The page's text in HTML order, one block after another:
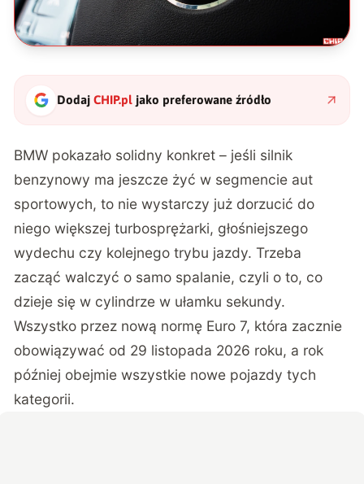
DodajCHIP.pl jako preferowane źródło
BMW pokazało solidny konkret – jeśli silnik
benzynowy ma jeszcze żyć w segmencie aut
sportowych, to nie wystarczy już dorzucić do
niego większej turbosprężarki, głośniejszego
wydechu czy kolejnego trybu jazdy. Trzeba
zacząć walczyć o samo spalanie, czyli o to, co
dzieje się w cylindrze w ułamku sekundy.
Wszystko przez nową normę Euro 7, która zacznie
obowiązywać od 29 listopada 2026 roku, a rok
później obejmie wszystkie nowe pojazdy tych
kategorii.